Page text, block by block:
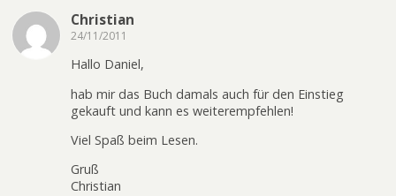
Christian
24/11/2011
Hallo Daniel,
hab mir das Buch damals auch für den Einstieg
gekauft und kann es weiterempfehlen!
Viel Spaß beim Lesen.
Gruß
Christian